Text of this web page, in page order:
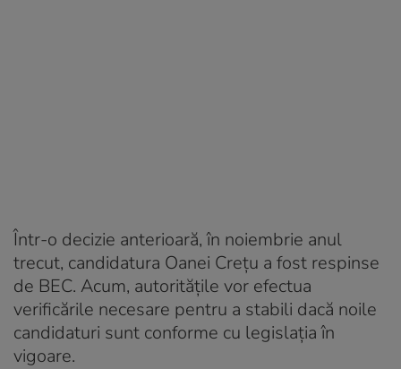
Într-o decizie anterioară, în noiembrie anul
trecut, candidatura Oanei Crețu a fost respinse
de BEC. Acum, autoritățile vor efectua
verificările necesare pentru a stabili dacă noile
candidaturi sunt conforme cu legislația în
vigoare.